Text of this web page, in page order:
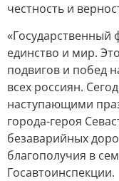
честность и
«Государственный
единство и мир.
подвигов и побед
всех россиян.
наступающими
города-героя
безаварийных
благополучия в
Госавтоинспекции.